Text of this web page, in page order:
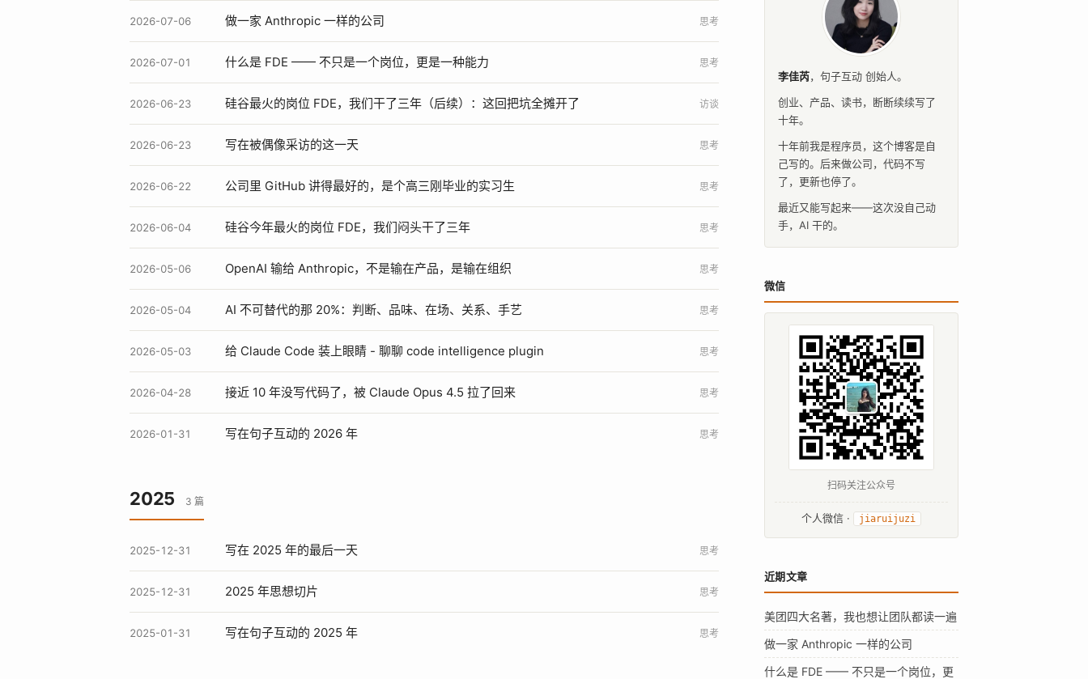
2026-07-06 做一家 Anthropic 一样的公司 思考
2026-07-01 什么是 FDE —— 不只是一个岗位，更是一种能力 思考
2026-06-23 硅谷最火的岗位 FDE，我们干了三年（后续）：这回把坑全摊开了 访谈
2026-06-23 写在被偶像采访的这一天 思考
2026-06-22 公司里 GitHub 讲得最好的，是个高三刚毕业的实习生 思考
2026-06-04 硅谷今年最火的岗位 FDE，我们闷头干了三年 思考
2026-05-06 OpenAI 输给 Anthropic，不是输在产品，是输在组织 思考
2026-05-04 AI 不可替代的那 20%：判断、品味、在场、关系、手艺 思考
2026-05-03 给 Claude Code 装上眼睛 - 聊聊 code intelligence plugin 思考
2026-04-28 接近 10 年没写代码了，被 Claude Opus 4.5 拉了回来 思考
2026-01-31 写在句子互动的 2026 年 思考
2025 3 篇
2025-12-31 写在 2025 年的最后一天 思考
2025-12-31 2025 年思想切片 思考
2025-01-31 写在句子互动的 2025 年 思考
李佳芮， 句子互动 创始人。
创业、产品、读书，断断续续写了
十年。
十年前我是程序员，这个博客是自
己写的。后来做公司，代码不写
了，更新也停了。
最近又能写起来——这次没自己动
手，AI 干的。
微信
扫码关注公众号
个人微信 · jiaruijuzi
近期文章
美团四大名著，我也想让团队都读一遍
做一家 Anthropic 一样的公司
什么是 FDE —— 不只是一个岗位，更